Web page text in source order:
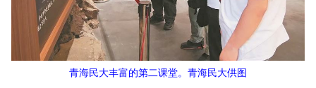
青海民大丰富的第二课堂。青海民大供图